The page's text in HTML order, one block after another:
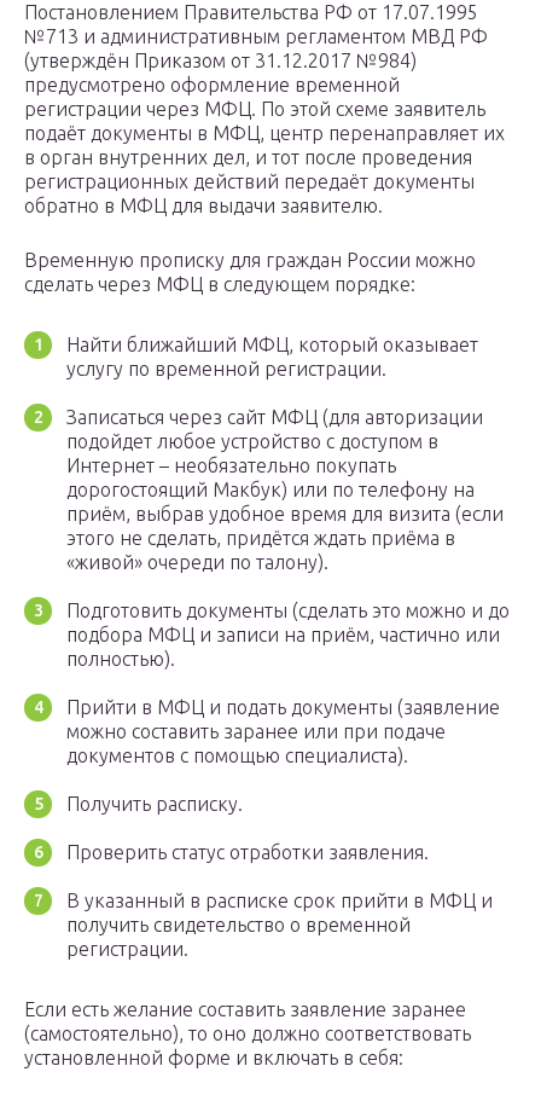
Постановлением Правительства РФ от 17.07.1995
№713 и административным регламентом МВД РФ
(утверждён Приказом от 31.12.2017 №984)
предусмотрено оформление временной
регистрации через МФЦ. По этой схеме заявитель
подаёт документы в МФЦ, центр перенаправляет их
в орган внутренних дел, и тот после проведения
регистрационных действий передаёт документы
обратно в МФЦ для выдачи заявителю.
Временную прописку для граждан России можно
сделать через МФЦ в следующем порядке:
Найти ближайший МФЦ, который оказывает
услугу по временной регистрации.
Записаться через сайт МФЦ (для авторизации
подойдет любое устройство с доступом в
Интернет – необязательно покупать
дорогостоящий Макбук) или по телефону на
приём, выбрав удобное время для визита (если
этого не сделать, придётся ждать приёма в
«живой» очереди по талону).
Подготовить документы (сделать это можно и до
подбора МФЦ и записи на приём, частично или
полностью).
Прийти в МФЦ и подать документы (заявление
можно составить заранее или при подаче
документов с помощью специалиста).
Получить расписку.
Проверить статус отработки заявления.
В указанный в расписке срок прийти в МФЦ и
получить свидетельство о временной
регистрации.
Если есть желание составить заявление заранее
(самостоятельно), то оно должно соответствовать
установленной форме и включать в себя: